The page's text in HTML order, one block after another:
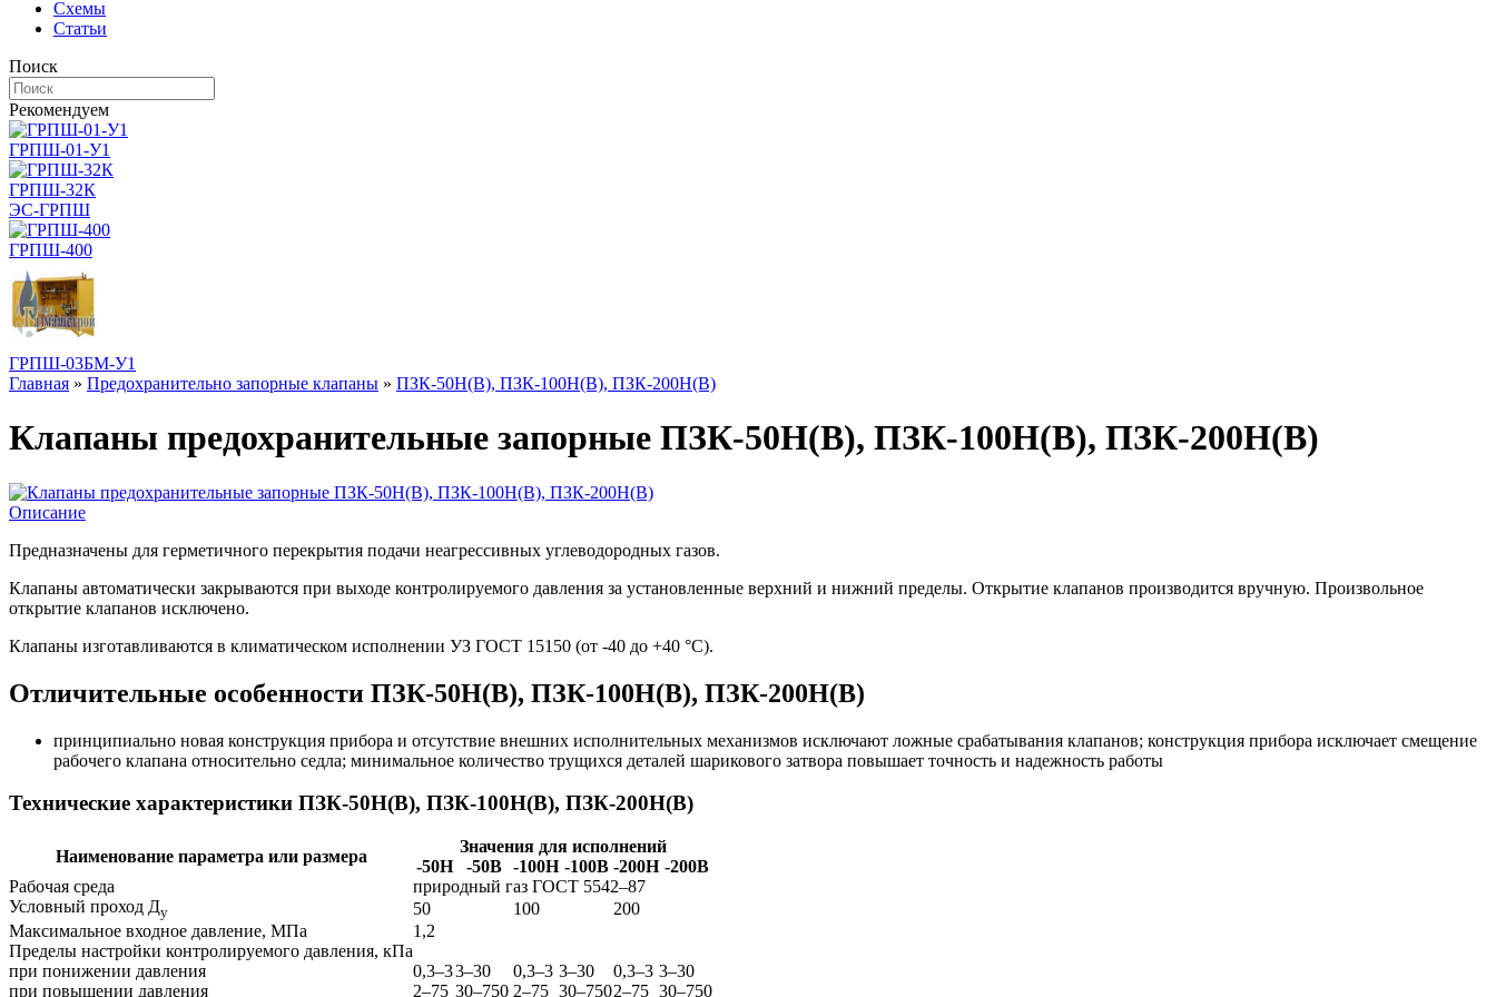
Схемы
Статьи
Поиск
Рекомендуем
ГРПШ-01-У1
ГРПШ-32К
ЭС-ГРПШ
ГРПШ-400
ГРПШ-03БМ-У1
Главная » Предохранительно запорные клапаны » ПЗК-50Н(В), ПЗК-100Н(В), ПЗК-200Н(В)
Клапаны предохранительные запорные ПЗК-50Н(В), ПЗК-100Н(В), ПЗК-200Н(В)
Описание
Предназначены для герметичного перекрытия подачи неагрессивных углеводородных газов.
Клапаны автоматически закрываются при выходе контролируемого давления за установленные верхний и нижний пределы. Открытие клапанов производится вручную. Произвольное
открытие клапанов исключено.
Клапаны изготавливаются в климатическом исполнении УЗ ГОСТ 15150 (от -40 до +40 °С).
Отличительные особенности ПЗК-50Н(В), ПЗК-100Н(В), ПЗК-200Н(В)
принципиально новая конструкция прибора и отсутствие внешних исполнительных механизмов исключают ложные срабатывания клапанов; конструкция прибора исключает смещение
рабочего клапана относительно седла; минимальное количество трущихся деталей шарикового затвора повышает точность и надежность работы
Технические характеристики ПЗК-50Н(В), ПЗК-100Н(В), ПЗК-200Н(В)
Наименование параметра или размера
Значения для исполнений
-50Н
-50В -100Н -100В -200Н -200В
Рабочая среда
природный газ ГОСТ 5542–87
Условный проход Ду 50 100
200
Максимальное входное давление, МПа
1,2
Пределы настройки контролируемого давления, кПа
при понижении давления
0,3–33–30 0,3–3 3–30 0,3–3 3–30
при повышении давления
2–75 30–750 2–75 30–7502–75 30–750